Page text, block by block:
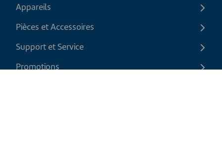
Appareils
Pièces et Accessoires
Support et Service
Promotions